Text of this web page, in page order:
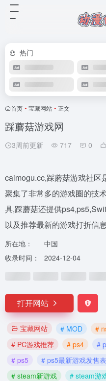
热门
首页 • 宝藏网站 • 正文
踩蘑菇游戏网
3周前更新 717 0
caimogu.cc,踩蘑菇游戏社区
聚集了非常多的游戏圈的技
具,踩蘑菇还提供
以及推荐最新的游戏打折信
所在地：
中国
收录时间：
2024-12-04
打开网站
宝藏网站 # MOD #
# PC游戏推荐
# ps4 #
# ps5
# ps5最新游戏发售表
# steam新游戏
# steam游